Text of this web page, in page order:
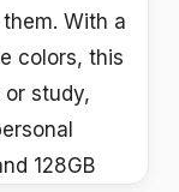
With a
colors, this
or study,
128GB